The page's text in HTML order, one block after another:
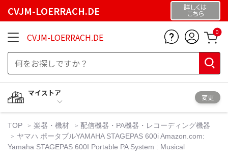
CVJM-LOERRACH.DE 詳しくは
こちら
CVJM-LOERRACH.DE 0
マイストア
変更
TOP 楽器・機材
配信機器・PA機器・レコーディング機器
ヤマハ ポータブルYAMAHA STAGEPAS 600i Amazon.com:
Yamaha STAGEPAS 600I Portable PA System : Musical